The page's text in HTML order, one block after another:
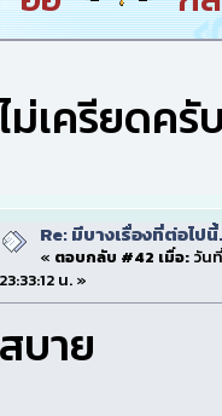
ไม่เครียดครั
Re: มีบางเรื่องที่ต่อไป
« ตอบกลับ #42 เมื่อ:วันที่
23:33:12 น. »
สบาย